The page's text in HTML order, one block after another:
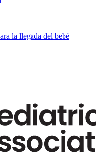
la llegada del bebé